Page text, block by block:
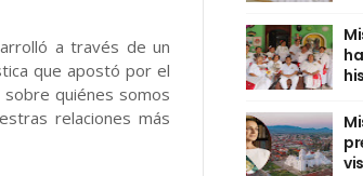
a través de un
que apostó por el
quiénes somos
relaciones más